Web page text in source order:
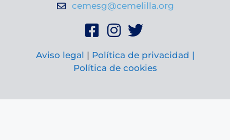
cemesg@cemelilla.org
Aviso legal | Política de privacidad |
Política de cookies